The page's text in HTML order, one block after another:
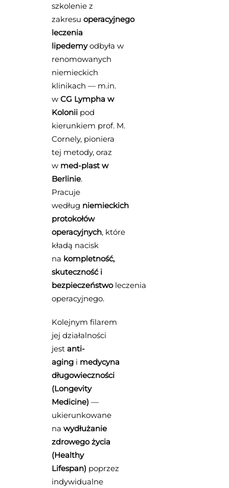
szkolenie z
zakresuoperacyjnego
leczenia
lipedemyodbyła w
renomowanych
niemieckich
klinikach — m.in.
wCG Lympha w
Kolonii pod
kierunkiem prof. M.
Cornely, pioniera
tej metody, oraz
w med-plast w
Berlinie.
Pracuje
według niemieckich
protokołów
operacyjnych, które
kładą nacisk
na kompletność,
skuteczność i
bezpieczeństwoleczenia
operacyjnego.
Kolejnym filarem
jej działalności
jestanti-
aging i medycyna
długowieczności
(Longevity
Medicine) —
ukierunkowane
nawydłużanie
zdrowego życia
(Healthy
Lifespan) poprzez
indywidualne